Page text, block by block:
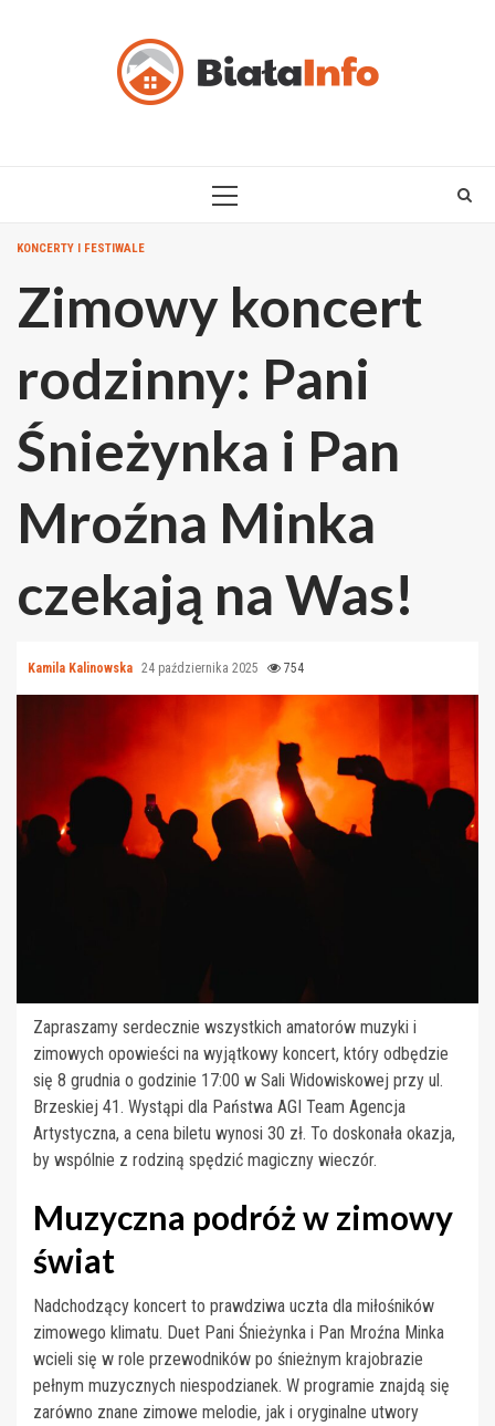
PRIMARY
KONCERTY I FESTIWALE
Zimowy koncert
rodzinny: Pani
Śnieżynka i Pan
Mroźna Minka
czekają na Was!
Kamila Kalinowska 24 października 2025 754
Zapraszamy serdecznie wszystkich amatorów muzyki i
zimowych opowieści na wyjątkowy koncert, który odbędzie
się 8 grudnia o godzinie 17:00 w Sali Widowiskowej przy ul.
Brzeskiej 41. Wystąpi dla Państwa AGI Team Agencja
Artystyczna, a cena biletu wynosi 30 zł. To doskonała okazja,
by wspólnie z rodziną spędzić magiczny wieczór.
Muzyczna podróż w zimowy
świat
Nadchodzący koncert to prawdziwa uczta dla miłośników
zimowego klimatu. Duet Pani Śnieżynka i Pan Mroźna Minka
wcieli się w role przewodników po śnieżnym krajobrazie
pełnym muzycznych niespodzianek. W programie znajdą się
zarówno znane zimowe melodie, jak i oryginalne utwory